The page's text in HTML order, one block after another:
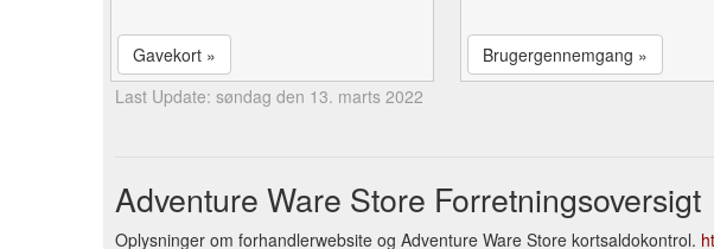
Gavekort » Brugergennemgang »
Last Update: søndag den 13. marts 2022
Adventure Ware Store Forretningsoversigt
Oplysninger om forhandlerwebsite og Adventure Ware Store kortsaldokontrol.